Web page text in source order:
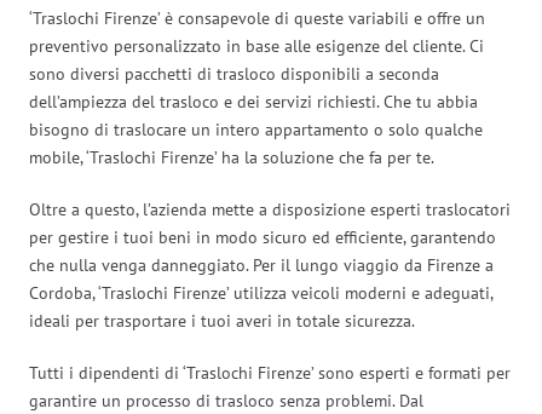
‘Traslochi Firenze’ è consapevole di queste variabili e offre un
preventivo personalizzato in base alle esigenze del cliente. Ci
sono diversi pacchetti di trasloco disponibili a seconda
dell’ampiezza del trasloco e dei servizi richiesti. Che tu abbia
bisogno di traslocare un intero appartamento o solo qualche
mobile, ‘Traslochi Firenze’ ha la soluzione che fa per te.
Oltre a questo, l’azienda mette a disposizione esperti traslocatori
per gestire i tuoi beni in modo sicuro ed efficiente, garantendo
che nulla venga danneggiato. Per il lungo viaggio da Firenze a
Cordoba, ‘Traslochi Firenze’ utilizza veicoli moderni e adeguati,
ideali per trasportare i tuoi averi in totale sicurezza.
Tutti i dipendenti di ‘Traslochi Firenze’ sono esperti e formati per
garantire un processo di trasloco senza problemi. Dal